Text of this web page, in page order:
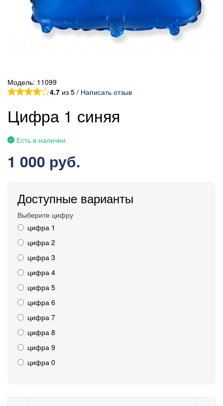
Модель: 11099
4.7 из 5 / Написать отзыв
Цифра 1 синяя
Есть в наличии
1 000 руб.
Доступные варианты
Выберите цифру
цифра 1
цифра 2
цифра 3
цифра 4
цифра 5
цифра 6
цифра 7
цифра 8
цифра 9
цифра 0